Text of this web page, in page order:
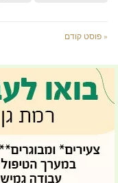
« פוסט קודם